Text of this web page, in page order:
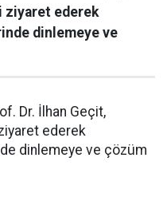
ziyaret ederek
dinlemeye ve
Dr. İlhan Geçit,
ederek
dinlemeye ve çözüm